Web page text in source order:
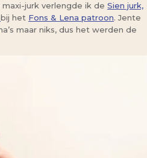
jurk verlengde ik de Sien jurk,
bij het Fons & Lena patroon. Jente
maar niks, dus het werden de